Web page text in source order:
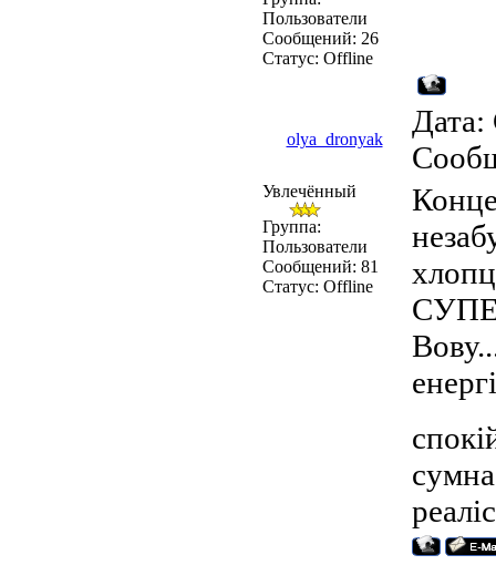
Пользователи
Сообщений: 26
Статус: Offline
olya_dronyak
Дата:
Увлечённый
Группа:
Пользователи
Сообщений: 81
Статус: Offline